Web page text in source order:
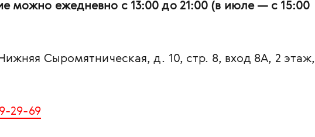
можно ежедневно с 13:00 до 21:00 (в июле — с 15:00
Сыромятническая, д. 10, стр. 8, вход 8А, 2 этаж,
29-69